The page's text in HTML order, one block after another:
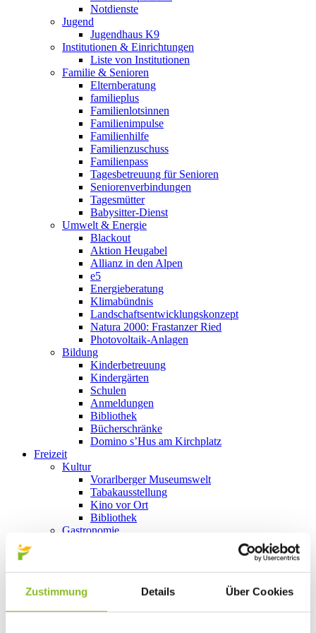
Zustimmung Details Über Cookies
Notdienste
Jugend
Jugendhaus K9
Institutionen & Einrichtungen
Liste von Institutionen
Familie & Senioren
Elternberatung
familieplus
Familienlotsinnen
Familienimpulse
Familienhilfe
Familienzuschuss
Familienpass
Tagesbetreuung für Senioren
Seniorenverbindungen
Tagesmütter
Babysitter-Dienst
Umwelt & Energie
Blackout
Aktion Heugabel
Allianz in den Alpen
e5
Energieberatung
Klimabündnis
Landschaftsentwicklungskonzept
Natura 2000: Frastanzer Ried
Photovoltaik-Anlagen
Bildung
Kinderbetreuung
Kindergärten
Schulen
Anmeldungen
Bibliothek
Bücherschränke
Domino s’Hus am Kirchplatz
Freizeit
Kultur
Vorarlberger Museumswelt
Tabakausstellung
Kino vor Ort
Bibliothek
Gastronomie
Wandern in Frastanz